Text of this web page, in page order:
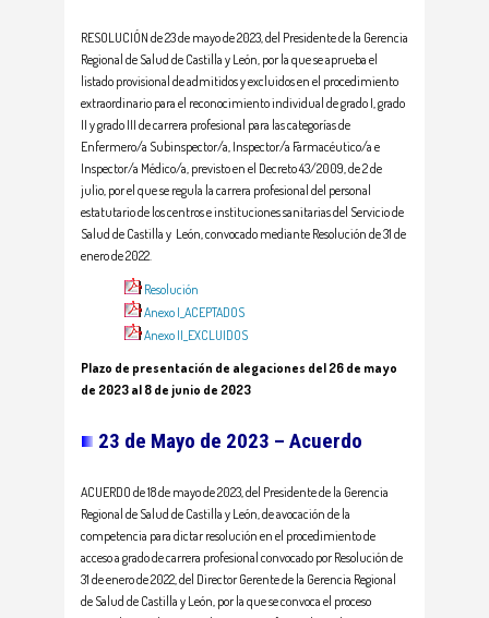
RESOLUCIÓN de 23 de mayo de 2023, del Presidente de la Gerencia
Regional de Salud de Castilla y León, por la que se aprueba el
listado provisional de admitidos y excluidos en el procedimiento
extraordinario para el reconocimiento individual de grado I, grado
II y grado III de carrera profesional para las categorías de
Enfermero/a Subinspector/a, Inspector/a Farmacéutico/a e
Inspector/a Médico/a, previsto en el Decreto 43/2009, de 2 de
julio, por el que se regula la carrera profesional del personal
estatutario de los centros e instituciones sanitarias del Servicio de
Salud de Castilla y León, convocado mediante Resolución de 31 de
enero de 2022.
Resolución
Anexo I_ACEPTADOS
Anexo II_EXCLUIDOS
Plazo de presentación de alegaciones del 26 de mayo
de 2023 al 8 de junio de 2023
23 de Mayo de 2023 – Acuerdo
ACUERDO de 18 de mayo de 2023, del Presidente de la Gerencia
Regional de Salud de Castilla y León, de avocación de la
competencia para dictar resolución en el procedimiento de
acceso a grado de carrera profesional convocado por Resolución de
31 de enero de 2022, del Director Gerente de la Gerencia Regional
de Salud de Castilla y León, por la que se convoca el proceso